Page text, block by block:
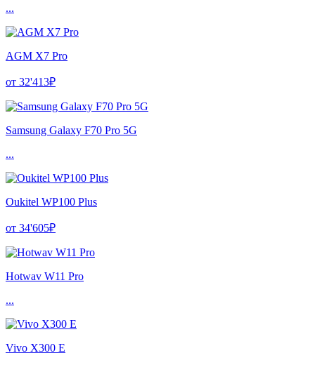
...
AGM X7 Pro
от 32'413₽
Samsung Galaxy F70 Pro 5G
...
Oukitel WP100 Plus
от 34'605₽
Hotwav W11 Pro
...
Vivo X300 E